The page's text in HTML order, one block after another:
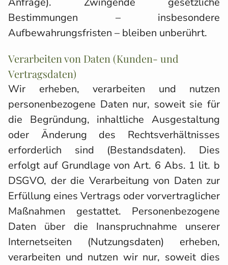
Bestimmungen – insbesondere
Aufbewahrungsfristen – bleiben unberührt.
Verarbeiten von Daten (Kunden- und
Vertragsdaten)
Wir erheben, verarbeiten und nutzen
personenbezogene Daten nur, soweit sie für
die Begründung, inhaltliche Ausgestaltung
oder Änderung des Rechtsverhältnisses
erforderlich sind (Bestandsdaten). Dies
erfolgt auf Grundlage von Art. 6 Abs. 1 lit. b
DSGVO, der die Verarbeitung von Daten zur
Erfüllung eines Vertrags oder vorvertraglicher
Maßnahmen gestattet. Personenbezogene
Daten über die Inanspruchnahme unserer
Internetseiten (Nutzungsdaten) erheben,
verarbeiten und nutzen wir nur, soweit dies